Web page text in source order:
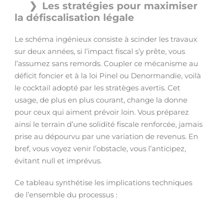
Les stratégies pour maximiser
la défiscalisation légale
Le schéma ingénieux consiste à scinder les travaux
sur deux années, si l’impact fiscal s’y prête, vous
l’assumez sans remords. Coupler ce mécanisme au
déficit foncier et à la loi Pinel ou Denormandie, voilà
le cocktail adopté par les stratèges avertis. Cet
usage, de plus en plus courant, change la donne
pour ceux qui aiment prévoir loin. Vous préparez
ainsi le terrain d’une solidité fiscale renforcée, jamais
prise au dépourvu par une variation de revenus. En
bref, vous voyez venir l’obstacle, vous l’anticipez,
évitant null et imprévus.
Ce tableau synthétise les implications techniques
de l’ensemble du processus :